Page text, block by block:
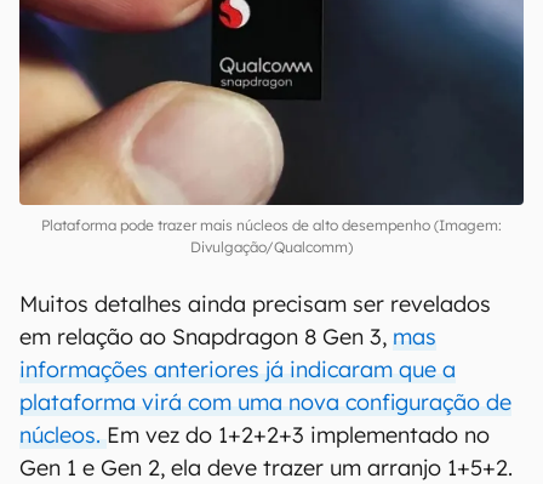
Plataforma pode trazer mais núcleos de alto desempenho (Imagem:
Divulgação/Qualcomm)
Muitos detalhes ainda precisam ser revelados
em relação ao Snapdragon 8 Gen 3, mas
informações anteriores já indicaram que a
plataforma virá com uma nova configuração de
núcleos. Em vez do 1+2+2+3 implementado no
Gen 1 e Gen 2, ela deve trazer um arranjo 1+5+2.